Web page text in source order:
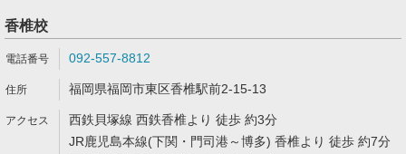
香椎校
092-557-8812
福岡県福岡市東区香椎駅前2-15-13
西鉄貝塚線 西鉄香椎より 徒歩 約3分
JR鹿児島本線(下関・門司港～博多) 香椎より 徒歩 約7分